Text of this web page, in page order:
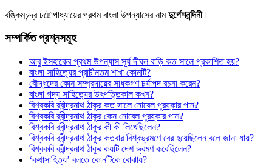
বঙ্কিমচন্দ্র চট্টোপাধ্যায়ের প্রথম বাংলা উপন্যাসের নামদুর্গেশনন্দিনী।
সম্পর্কিত প্রশ্নসমূহ
আবু ইসহাকের প্রথম উপন্যাস সূর্য দীঘল বাড়ি কত সালে প্রকাশিত হয়?
বাংলা সাহিত্যের প্রাচীনতম শাখা কোনটি?
বৌদ্ধদের কোন সম্প্রদায়ের সাধকগণ চর্যাপদ রচনা করেন?
বাংলা গদ্য সাহিত্যের উৎপত্তিকাল কখন?
বিশ্বকবি রবীন্দ্রনাথ ঠাকুর কত সালে নোবেল পুরষ্কার পান?
বিশ্বকবি রবীন্দ্রনাথ ঠাকুর কেন নোবেল পুরষ্কার পান?
বিশ্বকবি রবীন্দ্রনাথ ঠাকুর কী কী লিখেছিলেন?
বিশ্বকবি রবীন্দ্রনাথ ঠাকুর কতবার বিশ্বভ্রমণে বের হয়েছিলেন বলে জানা যায়?
বিশ্বকবি রবীন্দ্রনাথ ঠাকুর কয়টি দেশ ভ্রমণ করেছিলেন?
‘কথাসাহিত্য’ বলতে কোনটিকে বোঝায়?